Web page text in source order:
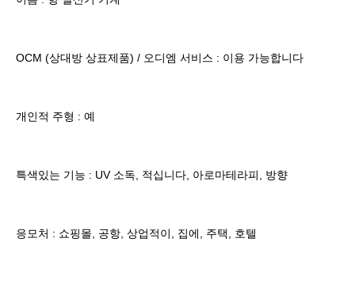
OCM (상대방 상표제품) / 오디엠 서비스 : 이용 가능합니다
개인적 주형 : 예
특색있는 기능 : UV 소독, 적십니다, 아로마테라피, 방향
응모처 : 쇼핑몰, 공항, 상업적이, 집에, 주택, 호텔